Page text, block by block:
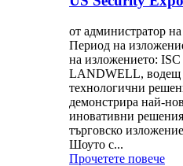
от администратор
Период на
на изложението:
LANDWELL, водещ
технологични
демонстрира най-
иновативни
търговско
Шоуто с...
Прочетете повече